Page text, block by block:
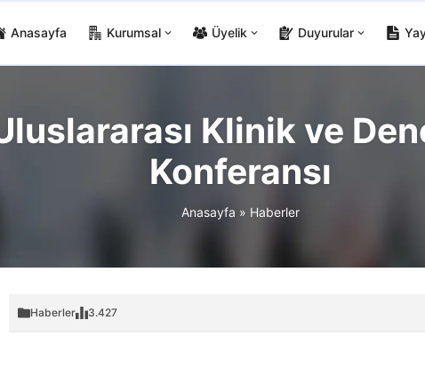
Anasayfa Kurumsal Üyelik Duyurular
Klinik ve
Konferansı
Anasayfa » Haberler
Haberler 3.427